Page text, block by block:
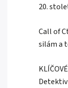
20.
Call of
silám a